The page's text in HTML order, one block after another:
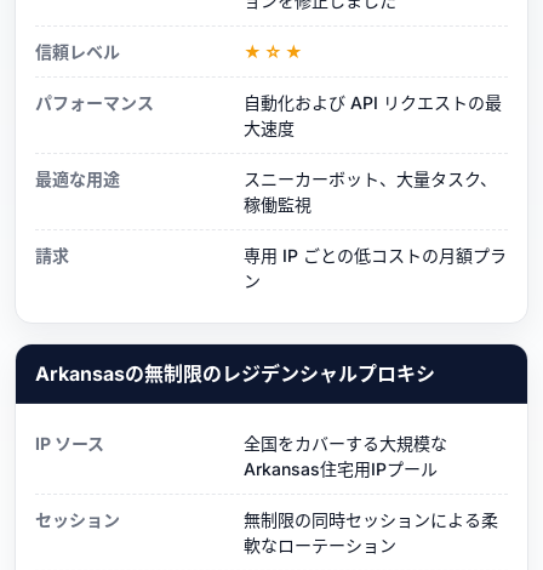
信頼レベル ★☆★
パフォーマンス
自動化および API リクエストの最
大速度
最適な用途
スニーカーボット、大量タスク、
稼働監視
請求
専用 IP ごとの低コストの月額プラ
ン
Arkansasの無制限のレジデンシャルプロキシ
IP ソース
全国をカバーする大規模な
Arkansas住宅用IPプール
セッション
無制限の同時セッションによる柔
軟なローテーション